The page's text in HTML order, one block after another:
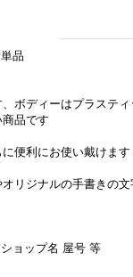
品
ボディーはプラステ
品です
便利にお使い戴けます
リジナルの手書きの
ョップ名 屋号 等